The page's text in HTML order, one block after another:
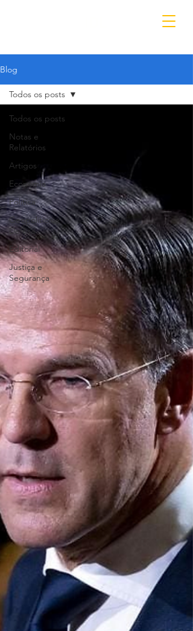
Blog
Todos os posts
Notas e
Relatórios
Artigos
Economia
Política
Geopolítica e
Defesa
Editorial
Justiça e
Segurança
Todos os posts